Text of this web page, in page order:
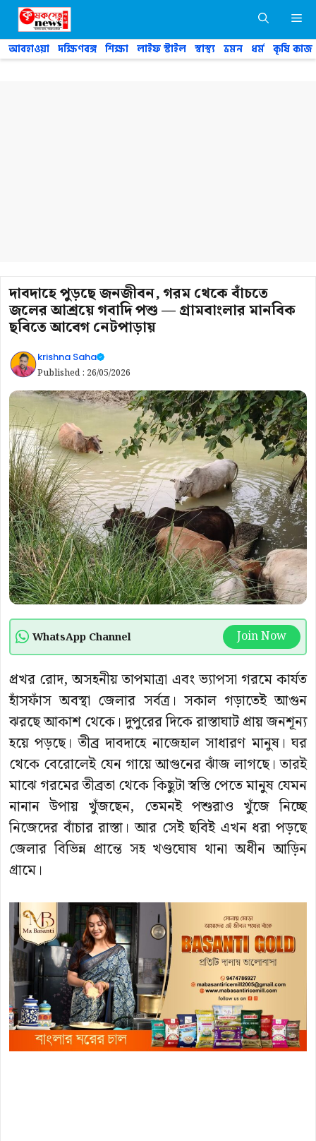
Skip
content
আবহাওয়া দক্ষিণবঙ্গ শিক্ষা লাইফ স্টাইল স্বাস্থ্য ভ্রমন ধর্ম কৃষি কাজ
দাবদাহে পুড়ছে জনজীবন, গরম থেকে বাঁচতে
জলের আশ্রয়ে গবাদি পশু — গ্রামবাংলার মানবিক
ছবিতে আবেগ নেটপাড়ায়
krishna Saha
Published : 26/05/2026
WhatsApp Channel Join Now
প্রখর রোদ, অসহনীয় তাপমাত্রা এবং ভ্যাপসা গরমে কার্যত
হাঁসফাঁস অবস্থা জেলার সর্বত্র। সকাল গড়াতেই আগুন
ঝরছে আকাশ থেকে। দুপুরের দিকে রাস্তাঘাট প্রায় জনশূন্য
হয়ে পড়ছে। তীব্র দাবদাহে নাজেহাল সাধারণ মানুষ। ঘর
থেকে বেরোলেই যেন গায়ে আগুনের ঝাঁজ লাগছে। তারই
মাঝে গরমের তীব্রতা থেকে কিছুটা স্বস্তি পেতে মানুষ যেমন
নানান উপায় খুঁজছেন, তেমনই পশুরাও খুঁজে নিচ্ছে
নিজেদের বাঁচার রাস্তা। আর সেই ছবিই এখন ধরা পড়ছে
জেলার বিভিন্ন প্রান্তে সহ খণ্ডঘোষ থানা অধীন আড়িন
গ্রামে।